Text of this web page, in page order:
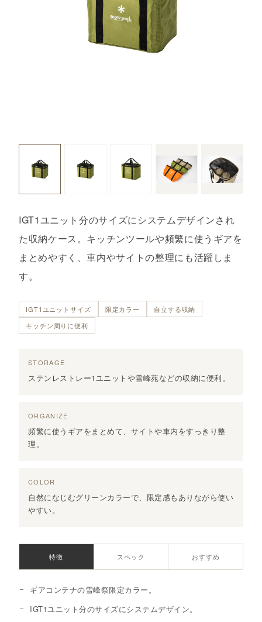
IGT1ユニット分のサイズにシステムデザインされ
た収納ケース。キッチンツールや頻繁に使うギアを
まとめやすく、車内やサイトの整理にも活躍しま
す。
IGT1ユニットサイズ 限定カラー
自立する収納
キッチン周りに便利
STORAGE
ステンレストレー1ユニットや雪峰苑などの収納に便利。
ORGANIZE
頻繁に使うギアをまとめて、サイトや車内をすっきり整
理。
COLOR
自然になじむグリーンカラーで、限定感もありながら使い
やすい。
特徴 スペック おすすめ
ギアコンテナの雪峰祭限定カラー。
IGT1ユニット分のサイズにシステムデザイン。